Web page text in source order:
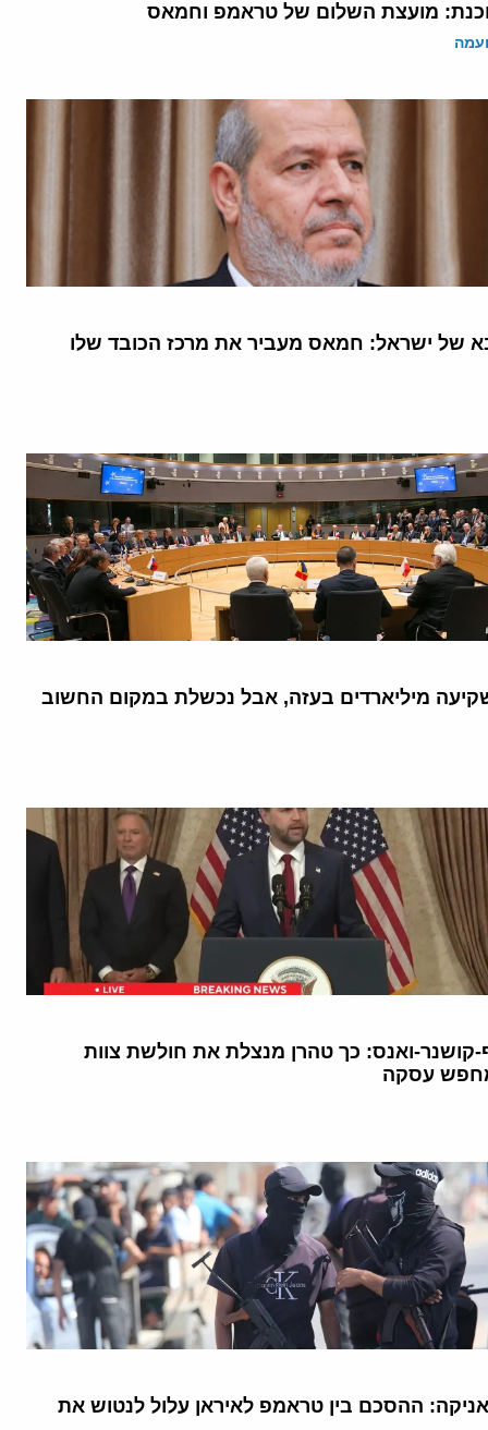
מועצת השלום של טראמפ וחמאס
של ישראל: חמאס מעביר את מרכז הכובד שלו
מיליארדים בעזה, אבל נכשלת במקום החשוב
קושנר-ואנס: כך טהרן מנצלת את חולשת צוות
עסקה
ההסכם בין טראמפ לאיראן עלול לנטוש את